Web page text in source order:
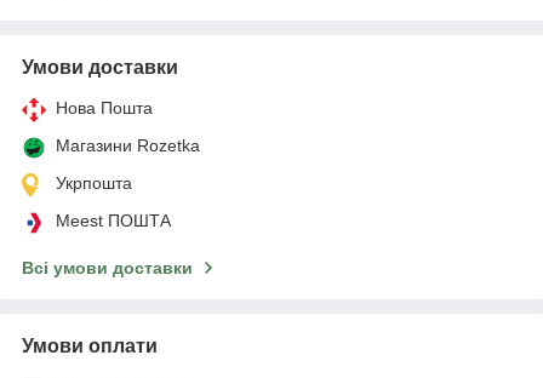
Умови доставки
Нова Пошта
Магазини Rozetka
Укрпошта
Meest ПОШТА
Всі умови доставки
Умови оплати